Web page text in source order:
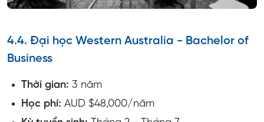
4.4. Đại học Western Australia - Bachelor of
Business
Thời gian: 3 năm
Học phí: AUD $48,000/năm